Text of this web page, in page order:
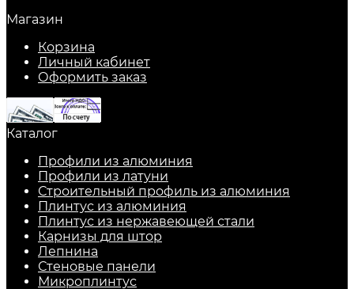
Магазин
Корзина
Личный кабинет
Оформить заказ
Каталог
Профили из алюминия
Профили из латуни
Строительный профиль из алюминия
Плинтус из алюминия
Плинтус из нержавеющей стали
Карнизы для штор
Лепнина
Стеновые панели
Микроплинтус